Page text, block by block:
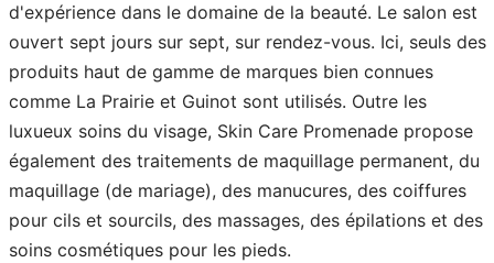
d'expérience dans le domaine de la beauté. Le salon est
ouvert sept jours sur sept, sur rendez-vous. Ici, seuls des
produits haut de gamme de marques bien connues
comme La Prairie et Guinot sont utilisés. Outre les
luxueux soins du visage, Skin Care Promenade propose
également des traitements de maquillage permanent, du
maquillage (de mariage), des manucures, des coiffures
pour cils et sourcils, des massages, des épilations et des
soins cosmétiques pour les pieds.